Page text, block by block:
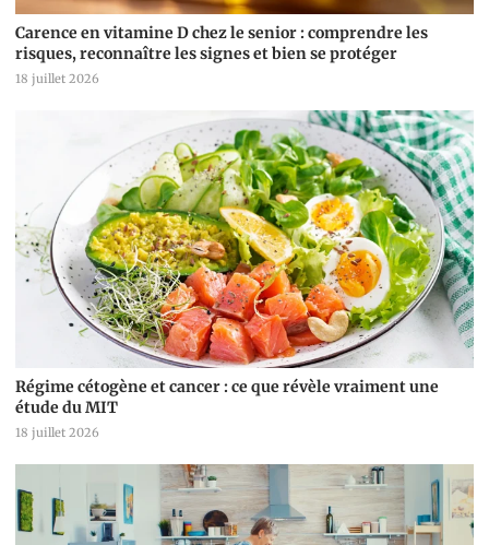
Carence en vitamine D chez le senior : comprendre les
risques, reconnaître les signes et bien se protéger
18 juillet 2026
Régime cétogène et cancer : ce que révèle vraiment une
étude du MIT
18 juillet 2026